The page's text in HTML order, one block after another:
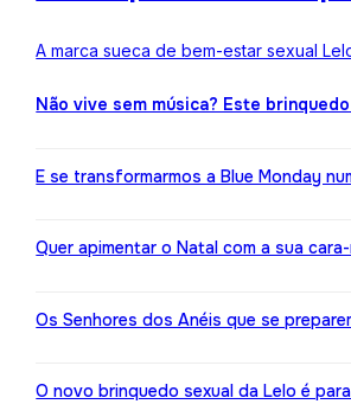
A marca sueca de bem-estar sexual
Não vive sem música? Este
E se transformarmos a Blue Monday
Quer apimentar o Natal com a sua
Os Senhores dos Anéis que se
O novo brinquedo sexual da Lelo é